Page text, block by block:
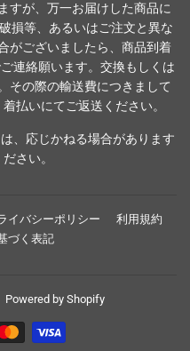
すが、万一お届けした商品に
損等、あるいはご注文と異な
がございましたら、商品到着
連絡願います。交換もしくは
その際の輸送費につきまして
払いにてご返送ください。
、応じかねる場合があります
さい。
イバシーポリシー
利用規約
づく表記
Powered by Shopify